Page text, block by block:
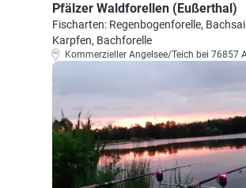
Pfälzer Waldforellen (Eußerthal)
Fischarten: Regenbogenforelle,
Karpfen, Bachforelle
Kommerzieller Angelsee/Teich bei 76857